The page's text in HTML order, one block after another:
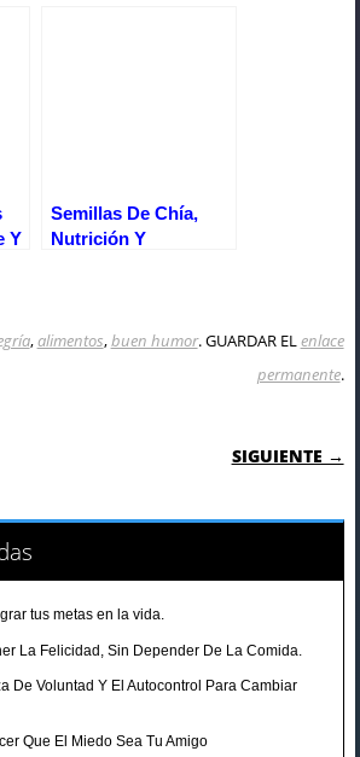
Y
Semillas De Chía,
Nutrición Y
,alimentos,buen humor. GUARDAR ELenlace
permanente.
DE ENTRADAS
SIGUIENTE →
tus metas en la vida.
La Felicidad, Sin Depender De La Comida.
De Voluntad Y El Autocontrol Para Cambiar
Que El Miedo Sea Tu Amigo